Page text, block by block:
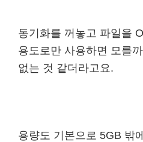
동기화를 꺼놓고 파일을
용도로만 사용하면 모를
없는 것 같더라고요.
용량도 기본으로 5GB 밖